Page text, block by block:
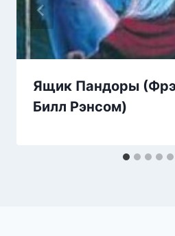
Ящик Пандоры
Билл Рэнсом)